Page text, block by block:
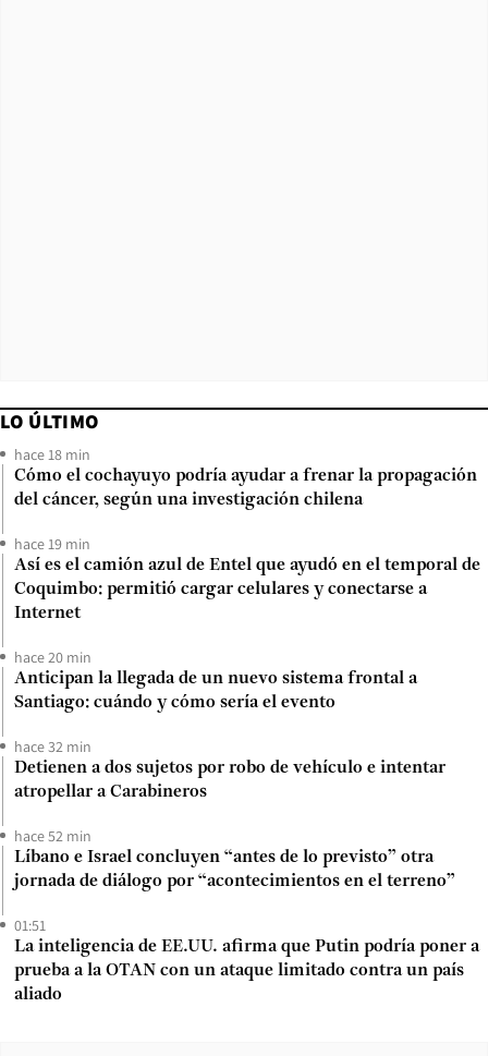
LO ÚLTIMO
hace 18 min
Cómo el cochayuyo podría ayudar a frenar la propagación
del cáncer, según una investigación chilena
hace 19 min
Así es el camión azul de Entel que ayudó en el temporal de
Coquimbo: permitió cargar celulares y conectarse a
Internet
hace 20 min
Anticipan la llegada de un nuevo sistema frontal a
Santiago: cuándo y cómo sería el evento
hace 32 min
Detienen a dos sujetos por robo de vehículo e intentar
atropellar a Carabineros
hace 52 min
Líbano e Israel concluyen “antes de lo previsto” otra
jornada de diálogo por “acontecimientos en el terreno”
01:51
La inteligencia de EE.UU. afirma que Putin podría poner a
prueba a la OTAN con un ataque limitado contra un país
aliado